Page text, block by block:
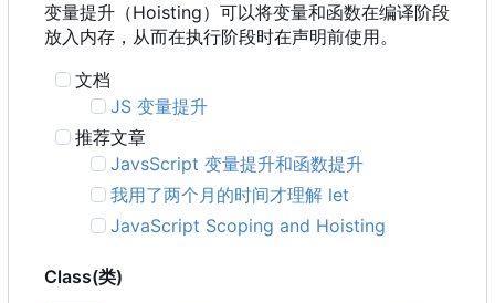
变量提升 （Hoisting） 可以将变量和函数在编译阶段
放入内存 ， 从而在执行阶段时在声明前使用。
文档
JS 变量提升
推荐文章
JavsScript 变量提升和函数提升
我用了两个月的时间才理解 let
JavaScript Scoping and Hoisting
Class(类)